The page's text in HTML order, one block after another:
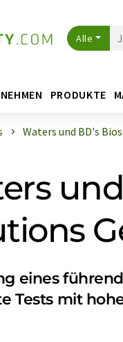
Alle
PRODUKTE
Waters und BD's
eines
Tests mit